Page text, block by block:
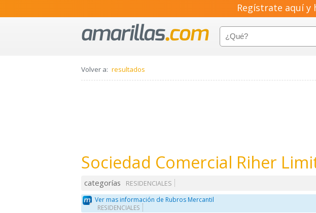
Regístrate aquí y
Volver a: resultados
Sociedad Comercial Riher
categorías
RESIDENCIALES
Ver mas información de Rubros Mercantil
RESIDENCIALES